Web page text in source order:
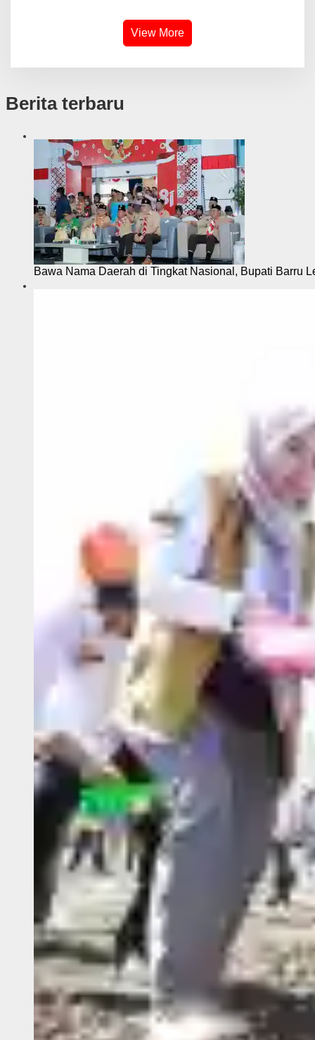
View More
Berita terbaru
Bawa Nama Daerah di Tingkat Nasional, Bupati Barru